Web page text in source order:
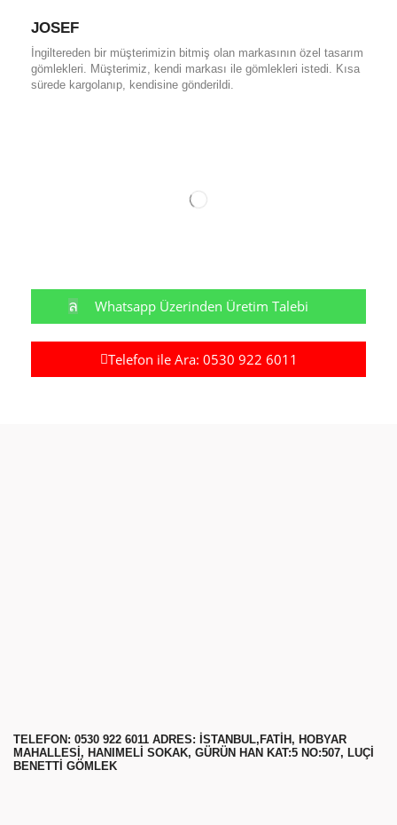
JOSEF
İngiltereden bir müşterimizin bitmiş olan markasının özel tasarım
gömlekleri. Müşterimiz, kendi markası ile gömlekleri istedi. Kısa
sürede kargolanıp, kendisine gönderildi.
Whatsapp Üzerinden Üretim Talebi
Telefon ile Ara: 0530 922 6011
TELEFON: 0530 922 6011 ADRES: ISTANBUL,FATIH, HOBYAR
MAHALLESI, HANIMELI SOKAK, GÜRÜN HAN KAT:5 NO:507, LUÇI
BENETTI GÖMLEK